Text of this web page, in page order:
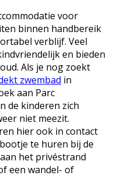
voor
binnen handbereik
verblijf. Veel
en bieden
Als je nog zoekt
zwembad in
aan Parc
de kinderen zich
niet meezit.
hier ook in contact
te huren bij de
het privéstrand
een wandel- of